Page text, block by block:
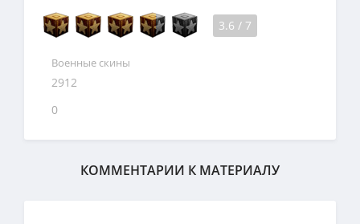
3.6 / 7
Военные скины
2912
0
КОММЕНТАРИИ К МАТЕРИАЛУ